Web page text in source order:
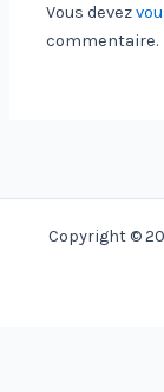
Vous devez
commentaire.
Copyright ©